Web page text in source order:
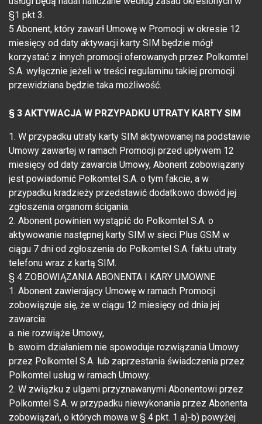
§1 pkt 3.
5 Abonent, który zawarł Umowę w Promocji w okresie 12
miesięcy od daty aktywacji karty SIM będzie mógł
korzystać z innych promocji oferowanych przez Polkomtel
S.A. wyłącznie jeżeli w treści regulaminu takiej promocji
przewidziana będzie taka możliwość.
§ 3 AKTYWACJA W PRZYPADKU UTRATY KARTY SIM
1. W przypadku utraty karty SIM aktywowanej na podstawie
Umowy zawartej w ramach Promocji przed upływem 12
miesięcy od daty zawarcia Umowy, Abonent zobowiązany
jest powiadomić Polkomtel S.A. o tym fakcie, a w
przypadku kradzieży przedstawić dodatkowo dowód jej
zgłoszenia organom ścigania.
2. Abonent powinien wystąpić do Polkomtel S.A. o
aktywowanie następnej karty SIM w sieci Plus GSM w
ciągu 7 dni od zgłoszenia do Polkomtel S.A. faktu utraty
telefonu wraz z kartą SIM.
§ 4 ZOBOWIĄZANIA ABONENTA I KARY UMOWNE
1. Abonent zawierający Umowę w ramach Promocji
zobowiązuje się, że w ciągu 12 miesięcy od dnia jej
zawarcia:
a. nie rozwiąże Umowy,
b. swoim działaniem nie spowoduje rozwiązania Umowy
przez Polkomtel S.A. lub zaprzestania świadczenia przez
Polkomtel usług w ramach Umowy.
2. W związku z ulgami przyznawanymi Abonentowi przez
Polkomtel S.A. w przypadku niewykonania przez Abonenta
zobowiązań, o których mowa w § 4 pkt. 1 a)-b) powyżej